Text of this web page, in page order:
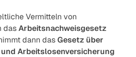
Vermitteln von
dasArbeitsnachweisgesetz
dann dasGesetz über
Arbeitslosenversicherung